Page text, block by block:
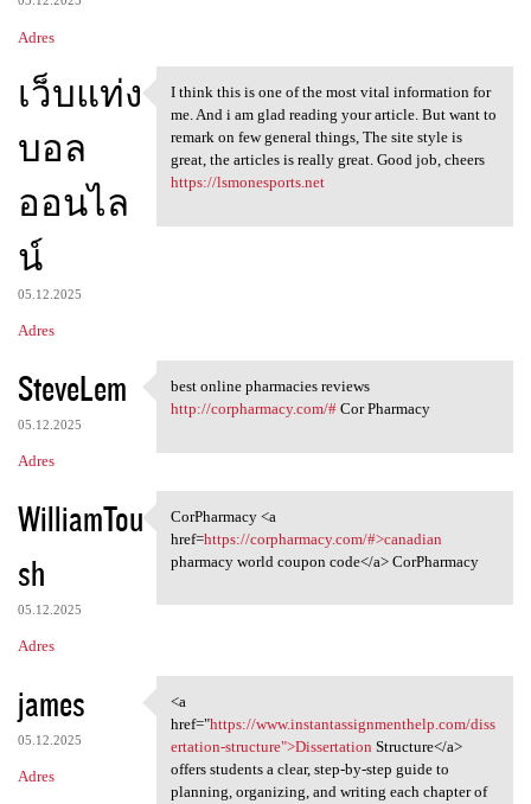
Adres
เว็บแท่ง
บอล
ออนไล
น์
05.12.2025
Adres
I think this is one of the
I think this is one of the most vital information for
me. And i am glad reading your article. But want to
remark on few general things, The site style is
great, the articles is really great. Good job, cheers
https://lsmonesports.net
SteveLem
05.12.2025
Adres
best online pharmacies
best online pharmacies reviews
http://corpharmacy.com/#Cor Pharmacy
WilliamTou
sh
05.12.2025
Adres
CorPharmacy <a href=https:/
CorPharmacy <a
href=https://corpharmacy.com/#>canadian
pharmacy world coupon code</a> CorPharmacy
james
05.12.2025
Adres
<a href="https://www
<a
href="https://www.instantassignmenthelp.com/diss
ertation-structure">Dissertation Structure</a>
offers students a clear, step-by-step guide to
planning, organizing, and writing each chapter of